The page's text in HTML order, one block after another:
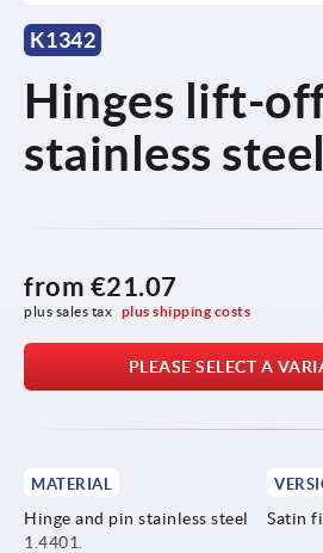
K1342
Hinges lift-
stainless steel
from €21.07
plus sales tax plus shipping costs
PLEASE SELECT A
MATERIAL
Hinge and pin stainless steel
1.4401.
Satin